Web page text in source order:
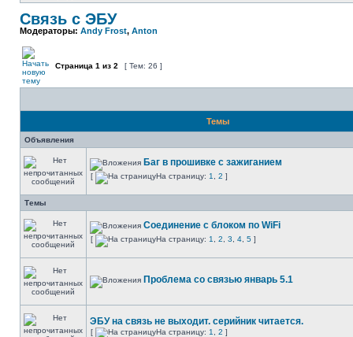
Связь с ЭБУ
Модераторы: Andy Frost, Anton
Страница 1 из 2 [ Тем: 26 ]
Темы
Объявления
Баг в прошивке с зажиганием
[ На страницу: 1 2 ]
Темы
Соединение с блоком по WiFi
[ На страницу: 1 2 3 4 5 ]
Проблема со связью январь 5.1
ЭБУ на связь не выходит. серийник читается.
[ На страницу: 1 2 ]